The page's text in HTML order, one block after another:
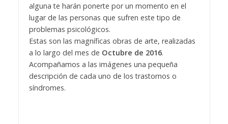
alguna te harán ponerte por un momento en el
lugar de las personas que sufren este tipo de
problemas psicológicos.
Estas son las magníficas obras de arte, realizadas
a lo largo del mes de Octubre de 2016.
Acompañamos a las imágenes una pequeña
descripción de cada uno de los trastornos o
síndromes.